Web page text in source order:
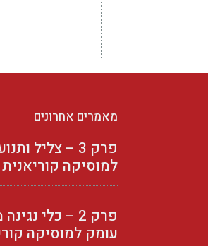
מאמרים אחרונים
פרק 3 – צליל
למוסיקה
פרק 2 – כלי
עומק למוסיקה